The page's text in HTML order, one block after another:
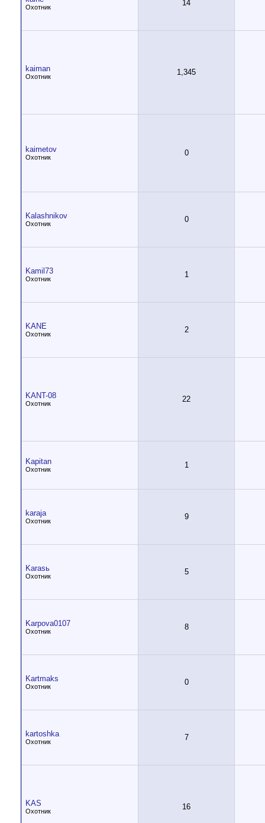
Охотник 14
kaiman
Охотник 1,345
kaimetov
Охотник 0
Kalashnikov
Охотник 0
Kamil73
Охотник 1
KANE
Охотник 2
KANT-08
Охотник 22
Kapitan
Охотник 1
karaja
Охотник 9
Karasь
Охотник 5
Karpova0107
Охотник 8
Kartmaks
Охотник 0
kartoshka
Охотник 7
KAS
Охотник 16